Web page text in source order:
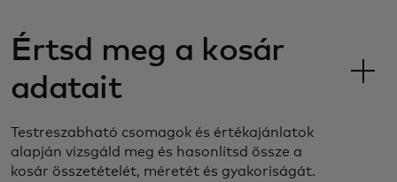
Értsd meg a kosár
adatait
Testreszabható csomagok és értékajánlatok
alapján vizsgáld meg és hasonlítsd össze a
kosár összetételét, méretét és gyakoriságát.